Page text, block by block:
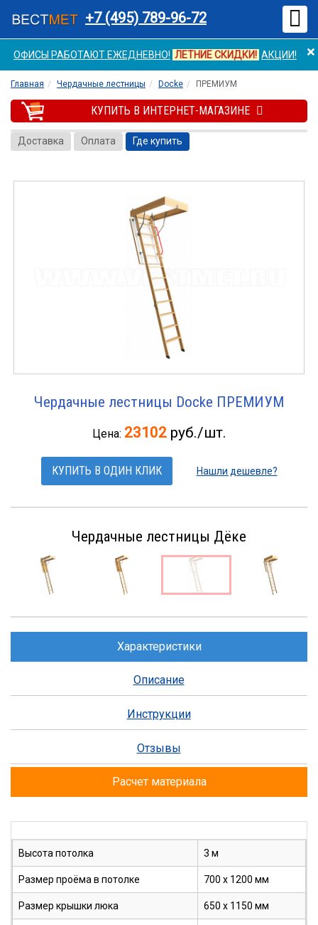
+7 (495) 789-96-72
×
ОФИСЫ РАБОТАЮТ ЕЖЕДНЕВНО! ЛЕТНИЕ СКИДКИ! АКЦИИ!
Главная Чердачные лестницы Docke ПРЕМИУМ
КУПИТЬ В ИНТЕРНЕТ-МАГАЗИНЕ
Доставка Оплата Где купить
Чердачные лестницы Docke ПРЕМИУМ
Цена: 23102руб./шт.
КУПИТЬ В ОДИН КЛИК Нашли дешевле?
Чердачные лестницы Дёке
Характеристики
Описание
Инструкции
Отзывы
Расчет материала
Высота потолка 3 м
Размер проёма в потолке 700 х 1200 мм
Размер крышки люка 650 х 1150 мм